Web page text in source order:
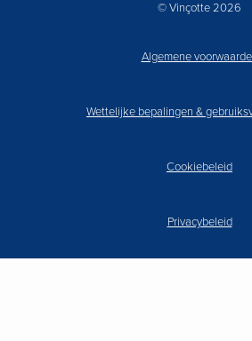
© Vinçotte 2026
Algemene
Wettelijke bepalingen &
Cookiebeleid
Privacybeleid